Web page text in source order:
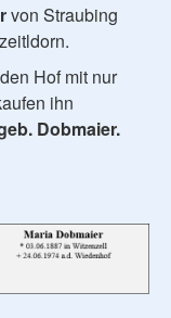
von Straubing
den Hof mit nur
ihn
Dobmaier.